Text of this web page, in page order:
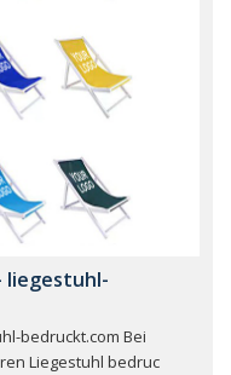
liegestuhl-
bedruckt.com Bei
Liegestuhl bedruc